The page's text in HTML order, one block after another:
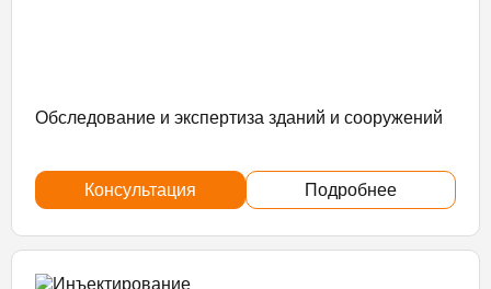
Обследование и экспертиза зданий и сооружений
Консультация Подробнее